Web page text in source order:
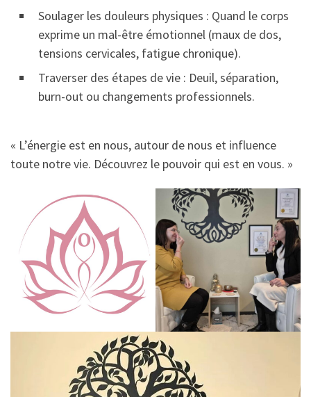
Soulager les douleurs physiques : Quand le corps
exprime un mal-être émotionnel (maux de dos,
tensions cervicales, fatigue chronique).
Traverser des étapes de vie : Deuil, séparation,
burn-out ou changements professionnels.
« L’énergie est en nous, autour de nous et influence
toute notre vie. Découvrez le pouvoir qui est en vous. »